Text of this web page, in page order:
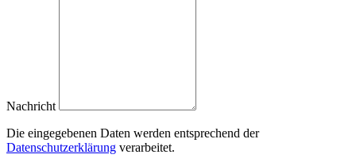
Nachricht
Die eingegebenen Daten werden entsprechend der
Datenschutzerklärung verarbeitet.